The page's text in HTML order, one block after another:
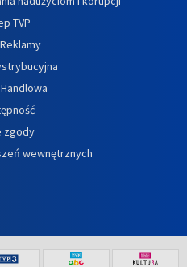
TVP
zgody
wewnętrznych